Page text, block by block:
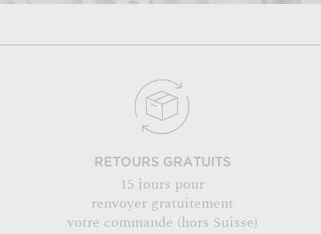
RETOURS GRATUITS
15 jours pour
renvoyer gratuitement
votre commande (hors Suisse)